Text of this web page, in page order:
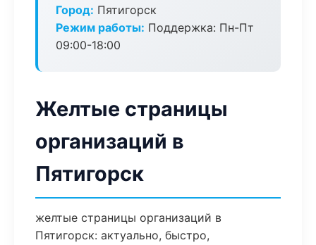
Город: Пятигорск
Режим работы: Поддержка: Пн-Пт
09:00-18:00
Желтые страницы
организаций в
Пятигорск
желтые страницы организаций в
Пятигорск: актуально, быстро,